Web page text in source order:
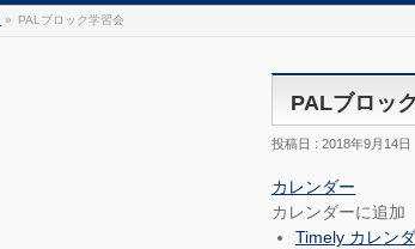
» PALブロック学習会
PALブロッ
投稿日 : 2018年9月14日
カレンダー
カレンダーに追加
Timely カレン